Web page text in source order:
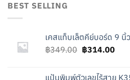
BEST SELLING
เคสแท็บเล็ตคีย์บอร์ด 9 นิ้
฿349.00 Original
฿314.00
แป้นพิมพ์ตัวเลขไร้สาย